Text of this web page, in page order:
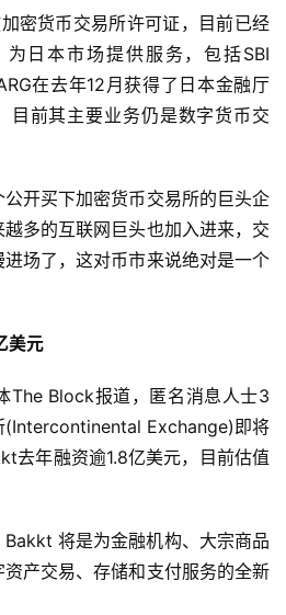
密货币交易所许可证，目前已经
日本市场提供服务，包括SBI
在去年12月获得了日本金融厅
目前其主要业务仍是数字货币交
开买下加密货币交易所的巨头企
多的互联网巨头也加入进来，交
场了，这对币市来说绝对是一个
美元
The Block报道，匿名消息人士3
(Intercontinental Exchange)即将
去年融资逾1.8亿美元，目前估值
将是为金融机构、大宗商品
产交易、存储和支付服务的全新